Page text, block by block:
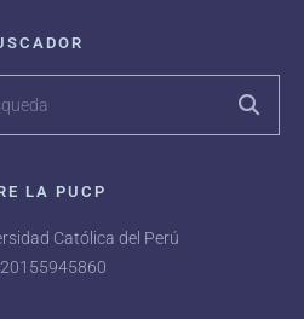
LA PUCP
Católica del Perú
20155945860